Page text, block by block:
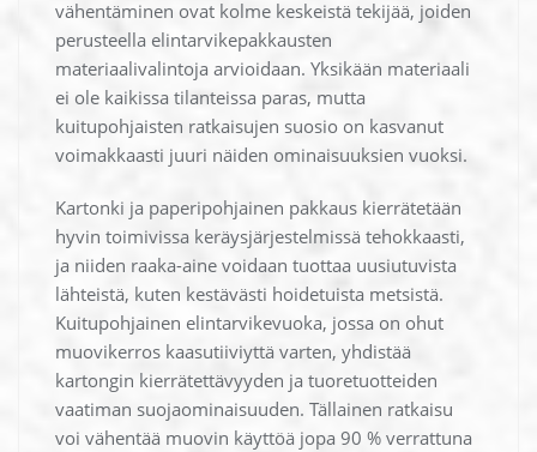
vähentäminen ovat kolme keskeistä tekijää, joiden
perusteella elintarvikepakkausten
materiaalivalintoja arvioidaan. Yksikään materiaali
ei ole kaikissa tilanteissa paras, mutta
kuitupohjaisten ratkaisujen suosio on kasvanut
voimakkaasti juuri näiden ominaisuuksien vuoksi.
Kartonki ja paperipohjainen pakkaus kierrätetään
hyvin toimivissa keräysjärjestelmissä tehokkaasti,
ja niiden raaka-aine voidaan tuottaa uusiutuvista
lähteistä, kuten kestävästi hoidetuista metsistä.
Kuitupohjainen elintarvikevuoka, jossa on ohut
muovikerros kaasutiiviyttä varten, yhdistää
kartongin kierrätettävyyden ja tuoretuotteiden
vaatiman suojaominaisuuden. Tällainen ratkaisu
voi vähentää muovin käyttöä jopa 90 % verrattuna